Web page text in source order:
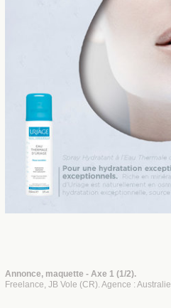
Annonce, maquette - Axe 1 (1/2).
Freelance, JB Vole (CR). Agence : Australie.